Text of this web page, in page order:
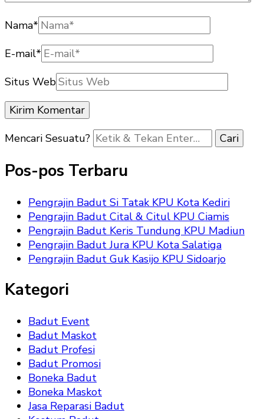
Nama*
E-mail*
Situs Web
Mencari Sesuatu?
Pos-pos Terbaru
Pengrajin Badut Si Tatak KPU Kota Kediri
Pengrajin Badut Cital & Citul KPU Ciamis
Pengrajin Badut Keris Tundung KPU Madiun
Pengrajin Badut Jura KPU Kota Salatiga
Pengrajin Badut Guk Kasijo KPU Sidoarjo
Kategori
Badut Event
Badut Maskot
Badut Profesi
Badut Promosi
Boneka Badut
Boneka Maskot
Jasa Reparasi Badut